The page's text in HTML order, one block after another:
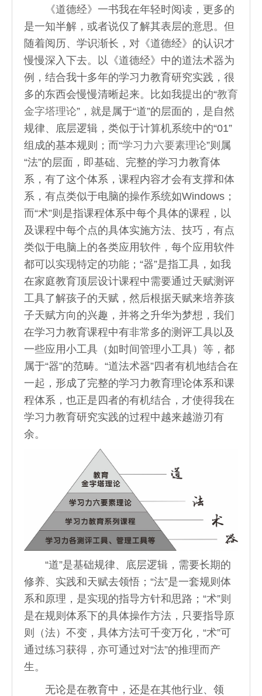
《道德经》一书我在年轻时阅读，更多的
是一知半解，或者说仅了解其表层的意思。但
随着阅历、学识渐长，对《道德经》的认识才
慢慢深入下去。以《道德经》中的道法术器为
例，结合我十多年的学习力教育研究实践，很
多的东西会慢慢清晰起来。比如我提出的“教育
金字塔理论”，就是属于“道”的层面的，是自然
规律、底层逻辑，类似于计算机系统中的“01”
组成的基本规则；而“学习力六要素理论”则属
“法”的层面，即基础、完整的学习力教育体
系，有了这个体系，课程内容才会有支撑和体
系，有点类似于电脑的操作系统如Windows；
而“术”则是指课程体系中每个具体的课程，以
及课程中每个点的具体实施方法、技巧，有点
类似于电脑上的各类应用软件，每个应用软件
都可以实现特定的功能；“器”是指工具，如我
在家庭教育顶层设计课程中需要通过天赋测评
工具了解孩子的天赋，然后根据天赋来培养孩
子天赋方向的兴趣，并将之升华为梦想，我们
在学习力教育课程中有非常多的测评工具以及
一些应用小工具（如时间管理小工具）等，都
属于“器”的范畴。“道法术器”四者有机地结合在
一起，形成了完整的学习力教育理论体系和课
程体系，也正是四者的有机结合，才使得我在
学习力教育研究实践的过程中越来越游刃有
余。
“道”是基础规律、底层逻辑，需要长期的
修养、实践和天赋去领悟；“法”是一套规则体
系和原理，是实现的指导方针和思路；“术”则
是在规则体系下的具体操作方法，只要指导原
则（法）不变，具体方法可千变万化，“术”可
通过练习获得，亦可通过对“法”的推理而产
生。
无论是在教育中，还是在其他行业、领